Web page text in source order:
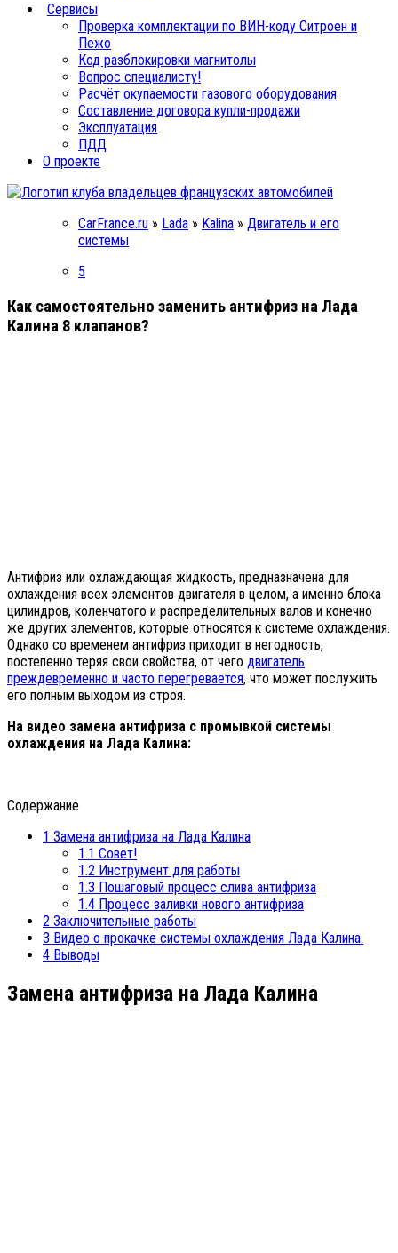
Сервисы
Проверка комплектации по ВИН-коду Ситроен и
Пежо
Код разблокировки магнитолы
Вопрос специалисту!
Расчёт окупаемости газового оборудования
Составление договора купли-продажи
Эксплуатация
ПДД
О проекте
CarFrance.ru » Lada » Kalina » Двигатель и его
системы
5
Как самостоятельно заменить антифриз на Лада
Калина 8 клапанов?
Антифриз или охлаждающая жидкость, предназначена для
охлаждения всех элементов двигателя в целом, а именно блока
цилиндров, коленчатого и распределительных валов и конечно
же других элементов, которые относятся к системе охлаждения.
Однако со временем антифриз приходит в негодность,
постепенно теряя свои свойства, от чего двигатель
преждевременно и часто перегревается, что может послужить
его полным выходом из строя.
На видео замена антифриза с промывкой системы
охлаждения на Лада Калина:
Содержание
1 Замена антифриза на Лада Калина
1.1 Совет!
1.2 Инструмент для работы
1.3 Пошаговый процесс слива антифриза
1.4 Процесс заливки нового антифриза
2 Заключительные работы
3 Видео о прокачке системы охлаждения Лада Калина.
4 Выводы
Замена антифриза на Лада Калина